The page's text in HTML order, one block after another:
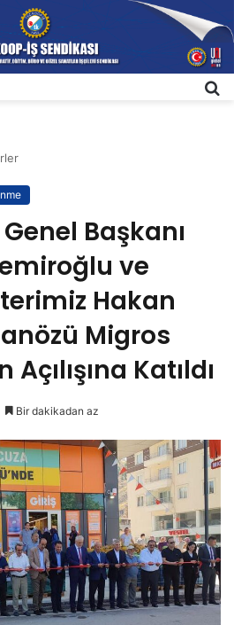
Başkanı
ve
Hakan
Migros
Açılışına Katıldı
Bir dakikadan az